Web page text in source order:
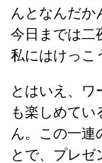
んとなんだか
今日までは二
私にはけっこ
とはいえ、ワ
も楽しめてい
ん。この一連
とで、プレゼ